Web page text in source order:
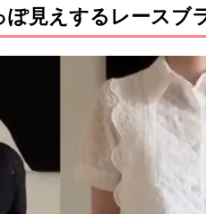
M
u
t
e
ぽ見えするレースブ